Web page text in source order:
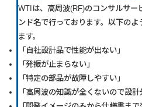
WTIは、高周波(RF)のコンサルサー
ンド名で行っております。以下の
ます。
「自社設計品で性能が出ない」
「発振が止まらない」
「特定の部品が故障しやすい」
「高周波の知識が全くないので設計